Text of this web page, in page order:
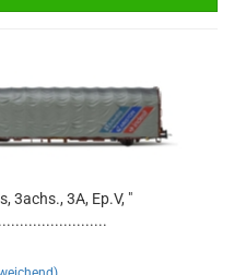
3achs., 3A, Ep.V, "